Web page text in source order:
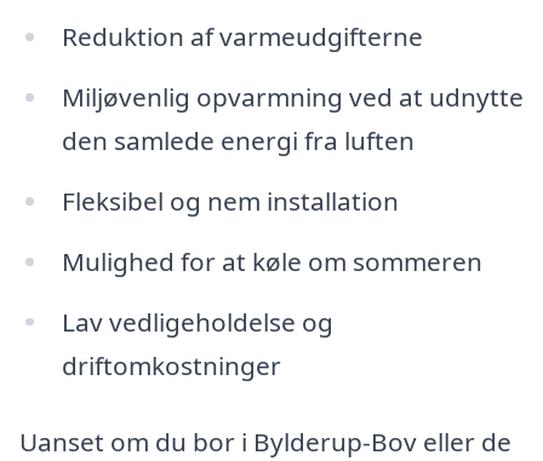
Reduktion af varmeudgifterne
Miljøvenlig opvarmning ved at udnytte
den samlede energi fra luften
Fleksibel og nem installation
Mulighed for at køle om sommeren
Lav vedligeholdelse og
driftomkostninger
Uanset om du bor i Bylderup-Bov eller de